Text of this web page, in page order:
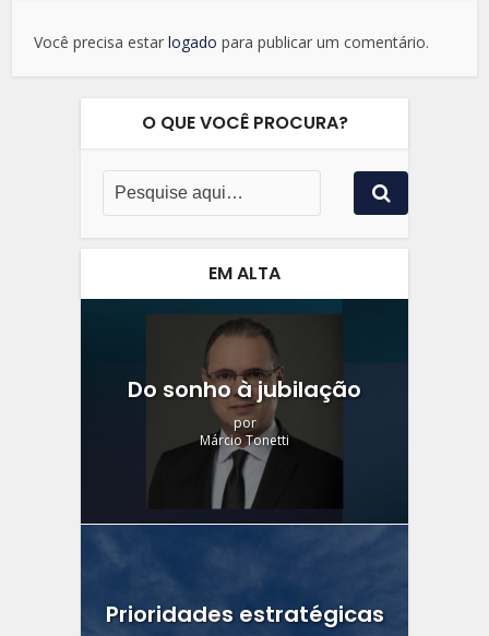
Você precisa estarlogado para publicar um comentário.
O QUE VOCÊ PROCURA?
EM ALTA
Do sonho à jubilação
por
Márcio Tonetti
Prioridades estratégicas